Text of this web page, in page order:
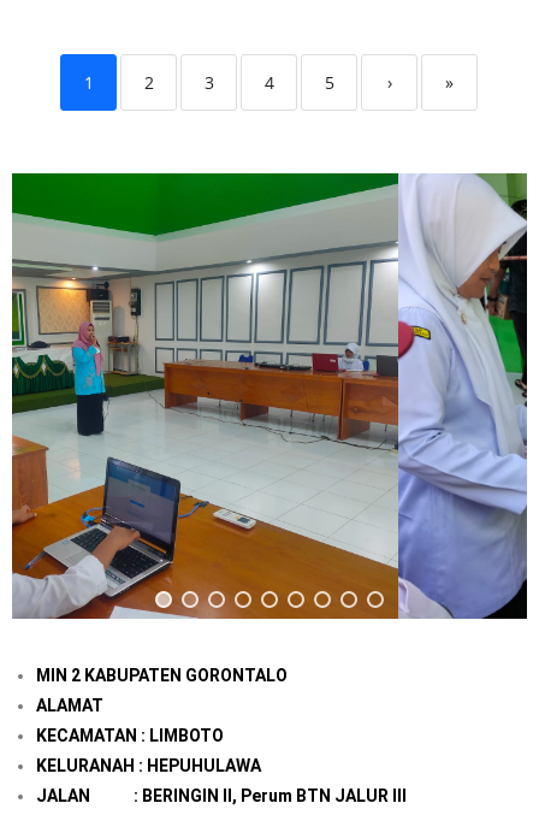
1 2 3 4 5 › »
MIN 2 KABUPATEN GORONTALO
ALAMAT
KECAMATAN : LIMBOTO
KELURANAH : HEPUHULAWA
JALAN : BERINGIN II, Perum BTN JALUR III